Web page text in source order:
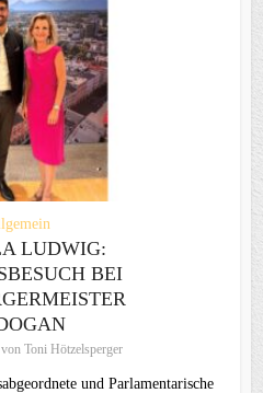
LUDWIG:
BEI
von Toni Hötzelsperger
und Parlamentarische